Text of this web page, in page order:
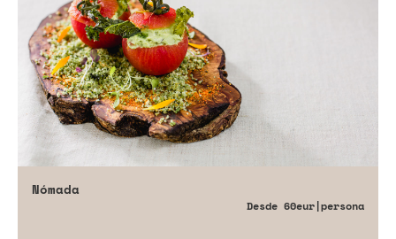
Nómada
Desde 60eur|persona